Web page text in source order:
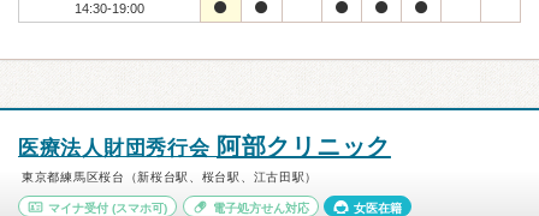
14:30-19:00
医療法人財団秀行会 阿部クリニック
東京都練馬区桜台（新桜台駅、桜台駅、江古田駅）
マイナ受付 (スマホ可) 電子処方せん対応 女医在籍